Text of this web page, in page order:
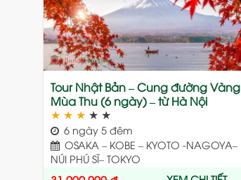
Tour Nhật Bản – Cung đường Vàng
Mùa Thu (6 ngày) – từ Hà Nội
★ ★ ★ ★ ★
6 ngày 5 đêm
OSAKA – KOBE – KYOTO -NAGOYA–
NÚI PHÚ SĨ– TOKYO